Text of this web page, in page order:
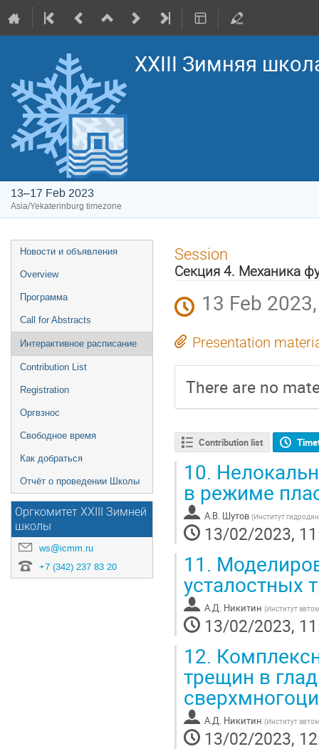
XXIII Зимняя
13–17 Feb 2023
Asia/Yekaterinburg timezone
Event
menu
Новости и объявления
Overview
Программа
Call for Abstracts
Интерактивное расписание
Contribution List
Registration
Оргвзнос
Свободное время
Как добраться
Отчёт о проведении Школы
Оргкомитет XXIII Зимней
школы
ws@icmm.ru
+7 (342) 237 83 20
Session
Секция 4. Механика
13 Feb
Presentation
There are no
Contribution list
10.
в режиме
А.В. Шутов (Институт
13/02/2023,
11.
усталостных
А.Д. Никитин (Институт
13/02/2023,
12.
трещин в
А.Д. Никитин (Институт
13/02/2023,